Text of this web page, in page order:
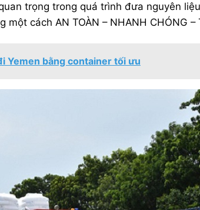
trọng trong quá trình đưa nguyên
cách AN TOÀN – NHANH CHÓNG –
Yemen bằng container tối ưu